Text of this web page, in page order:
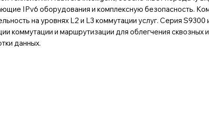
IPv6 оборудования и комплексную безопасность.
на уровнях L2 и L3 коммутации услуг. Серия
коммутации и маршрутизации для облегчения сквозных
данных.